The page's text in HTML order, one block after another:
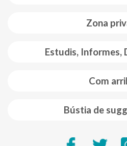
Zona
Estudis, Informes,
Com
Bústia de